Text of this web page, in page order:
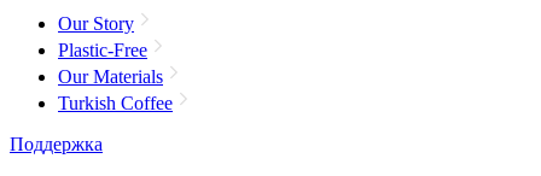
Our Story
Plastic-Free
Our Materials
Turkish Coffee
Поддержка